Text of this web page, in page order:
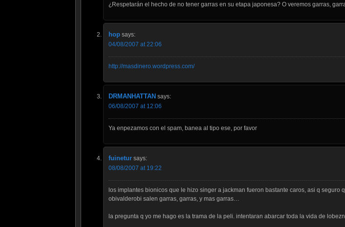
¿Respetarán el hecho de no tener garras en su etapa japonesa? O veremos garras,
hop says:
04/08/2007 at 22:06
http://masdinero.wordpress.com/
DRMANHATTAN says:
06/08/2007 at 12:06
Ya enpezamos con el spam, banea al tipo ese, por favor
fuinetur says:
08/08/2007 at 19:22
los implantes bionicos que le hizo singer a jackman fueron bastante caros, asi q seguro
obivalderobi salen garras, garras, y mas garras…
la pregunta q yo me hago es la trama de la peli. intentaran abarcar toda la vida de